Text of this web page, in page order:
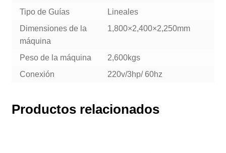
Tipo de Guías
Lineales
Dimensiones de la
máquina
1,800×2,400×2,250mm
Peso de la máquina
2,600kgs
Conexión
220v/3hp/ 60hz
Productos relacionados